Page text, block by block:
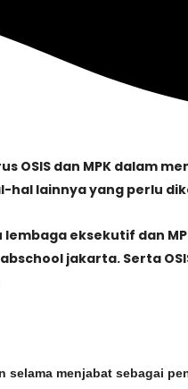
dan MPK dalam
lainnya yang perlu
eksekutif dan
jakarta. Serta
selama menjabat sebagai